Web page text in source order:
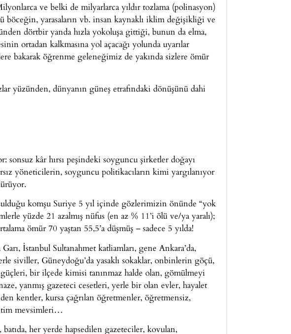
ve belki de milyarlarca yıldır tozlama (polinasyon)
böceğin, yarasaların vb. insan kaynaklı iklim değişikliği ve
dörtbir yanda hızla yokoluşa gittiği, bunun da elma,
ortadan kalkmasına yol açacağı yolunda uyarılar
bakarak öğrenme geleneğimiz de yakında sizlere ömür
yüzünden, dünyanın güneş etrafındaki dönüşünü dahi
kâr hırsı peşindeki soyguncu şirketler doğayı
yöneticilerin, soyguncu politikacıların kimi yargılanıyor
komşu Suriye 5 yıl içinde gözlerimizin önünde “yok
yüzde 21 azalmış nüfus (en az % 11’i ölü ve/ya yaralı);
ömür 70 yaştan 55,5’a düşmüş – sadece 5 yılda!
İstanbul Sultanahmet katliamları, gene Ankara’da,
siviller, Güneydoğu’da yasaklı sokaklar, onbinlerin göçü,
bir ilçede kimisi tanınmaz halde olan, gömülmeyi
yanmış gazeteci cesetleri, yerle bir olan evler, hayalet
kentler, kursa çağrılan öğretmenler, öğretmensiz,
mevsimleri…
her yerde hapsedilen gazeteciler, kovulan,